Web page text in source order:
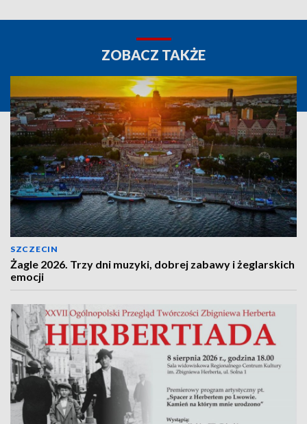
ZOBACZ TAKŻE
SZCZECIN
Żagle 2026. Trzy dni muzyki, dobrej zabawy i żeglarskich
emocji